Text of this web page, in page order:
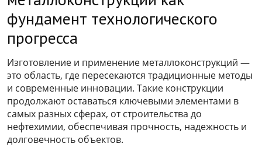
фундамент технологического
прогресса
Изготовление и применение металлоконструкций —
это область, где пересекаются традиционные методы
и современные инновации. Такие конструкции
продолжают оставаться ключевыми элементами в
самых разных сферах, от строительства до
нефтехимии, обеспечивая прочность, надежность и
долговечность объектов.